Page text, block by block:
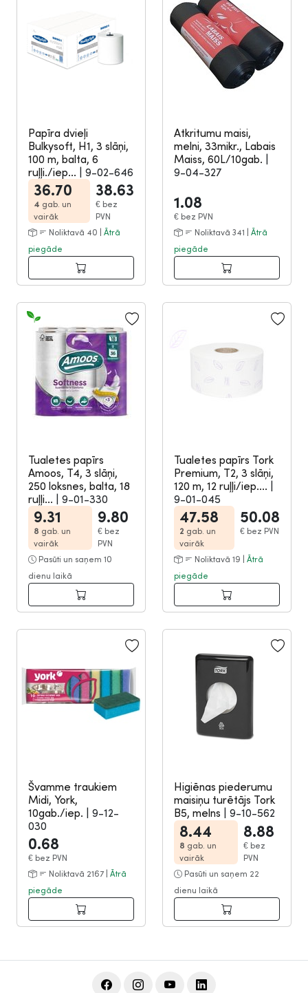
Papīra dvieļi
Bulkysoft, H1, 3 slāņi,
100 m, balta, 6
ruļļi./iep...
9-02-646
36.70
4 gab. un
vairāk
38.63
€ bez
PVN
Noliktavā 40 | Ātrā
piegāde
Atkritumu maisi,
melni, 33mikr., Labais
Maiss, 60L/10gab.
9-04-327
1.08
€ bez PVN
Noliktavā 341 | Ātrā
piegāde
Tualetes papīrs
Amoos, T4, 3 slāņi,
250 loksnes, balta, 18
ruļļi...
9-01-330
9.31
8 gab. un
vairāk
9.80
€ bez
PVN
Pasūti un saņem 10
dienu laikā
Tualetes papīrs Tork
Premium, T2, 3 slāņi,
120 m, 12 ruļļi/iep....
9-01-045
47.58
2 gab. un
vairāk
50.08
€ bez PVN
Noliktavā 19 | Ātrā
piegāde
Švamme traukiem
Midi, York,
10gab./iep.
9-12-
030
0.68
€ bez PVN
Noliktavā 2167 | Ātrā
piegāde
Higiēnas piederumu
maisiņu turētājs Tork
B5, melns
9-10-562
8.44
8 gab. un
vairāk
8.88
€ bez
PVN
Pasūti un saņem 22
dienu laikā